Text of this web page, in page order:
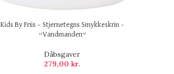
Kids By Friis – Stjernetegns Smykkeskrin –
“Vandmanden”
Dåbsgaver
279,00kr.